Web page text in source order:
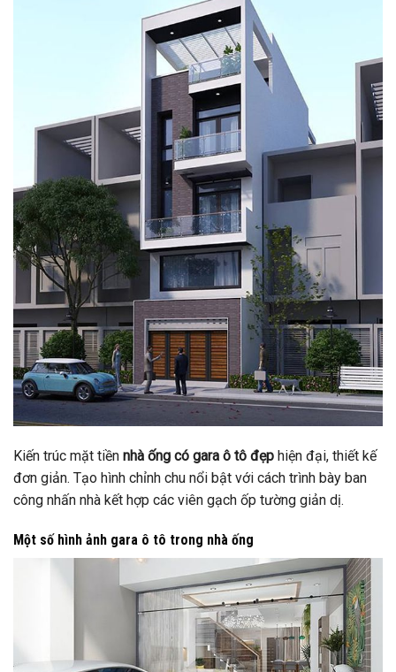
Kiến trúc mặt tiền nhà ống có gara ô tô đẹp hiện đại, thiết kế
đơn giản. Tạo hình chỉnh chu nổi bật với cách trình bày ban
công nhấn nhà kết hợp các viên gạch ốp tường giản dị.
Một số hình ảnh gara ô tô trong nhà ống